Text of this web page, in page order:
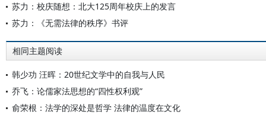
苏力：校庆随想：北大125周年校庆上的发言
苏力：《无需法律的秩序》书评
相同主题阅读
韩少功 汪晖：20世纪文学中的自我与人民
乔飞：论儒家法思想的“四性权利观”
俞荣根：法学的深处是哲学 法律的温度在文化